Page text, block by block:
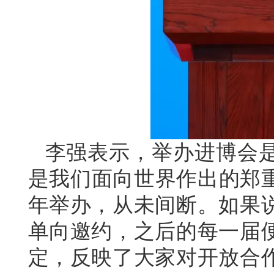
李强表示，举办进博会
是我们面向世界作出的郑
年举办，从未间断。如果
单向邀约，之后的每一届
定，反映了大家对开放合